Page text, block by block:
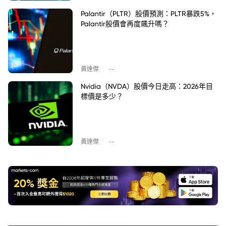
Palantir（PLTR）股價預測：PLTR暴跌5%，
Palantir股價會再度飆升嗎？
黃達傑 --
Nvidia（NVDA）股價今日走高：2026年目
標價是多少？
黃達傑 --